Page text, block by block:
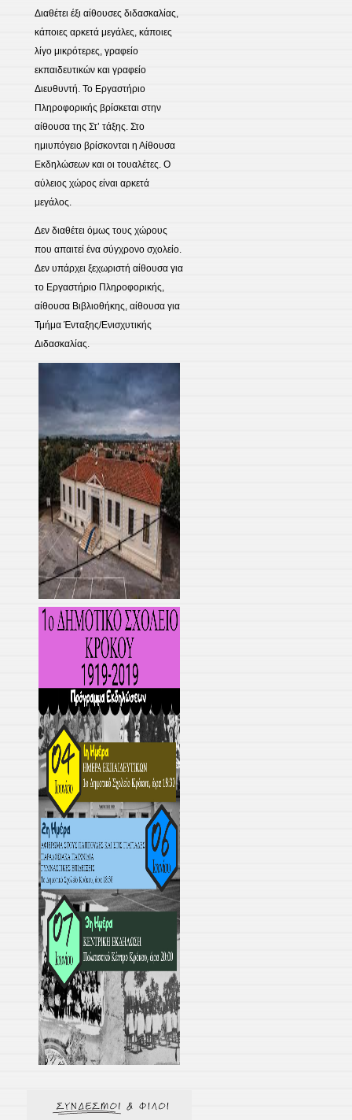
Διαθέτει έξι αίθουσες διδασκαλίας,
κάποιες αρκετά μεγάλες, κάποιες
λίγο μικρότερες, γραφείο
εκπαιδευτικών και γραφείο
Διευθυντή. Το Εργαστήριο
Πληροφορικής βρίσκεται στην
αίθουσα της Στ’ τάξης. Στο
ημιυπόγειο βρίσκονται η Αίθουσα
Εκδηλώσεων και οι τουαλέτες. Ο
αύλειος χώρος είναι αρκετά
μεγάλος.
Δεν διαθέτει όμως τους χώρους
που απαιτεί ένα σύγχρονο σχολείο.
Δεν υπάρχει ξεχωριστή αίθουσα για
το Εργαστήριο Πληροφορικής,
αίθουσα Βιβλιοθήκης, αίθουσα για
Τμήμα Ένταξης/Ενισχυτικής
Διδασκαλίας.